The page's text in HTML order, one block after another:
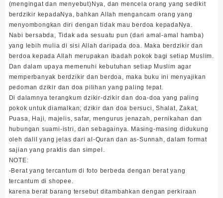
(mengingat dan menyebut)Nya, dan mencela orang yang sedikit
berdzikir kepadaNya, bahkan Allah mengancam orang yang
menyombongkan diri dengan tidak mau berdoa kepadaNya.
Nabi bersabda, Tidak ada sesuatu pun (dari amal-amal hamba)
yang lebih mulia di sisi Allah daripada doa. Maka berdzikir dan
berdoa kepada Allah merupakan ibadah pokok bagi setiap Muslim.
Dan dalam upaya memenuhi kebutuhan setiap Muslim agar
memperbanyak berdzikir dan berdoa, maka buku ini menyajikan
pedoman dzikir dan doa pilihan yang paling tepat.
Di dalamnya terangkum dzikir-dzikir dan doa-doa yang paling
pokok untuk diamalkan; dzikir dan doa bersuci, Shalat, Zakat,
Puasa, Haji, majelis, safar, mengurus jenazah, pernikahan dan
hubungan suami-istri, dan sebagainya. Masing-masing didukung
oleh dalil yang jelas dari al-Quran dan as-Sunnah, dalam format
sajian yang praktis dan simpel.
NOTE:
-Berat yang tercantum di foto berbeda dengan berat yang
tercantum di shopee.
karena berat barang tersebut ditambahkan dengan perkiraan